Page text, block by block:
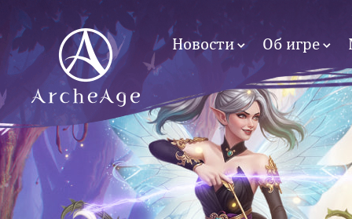
Новости Об игре